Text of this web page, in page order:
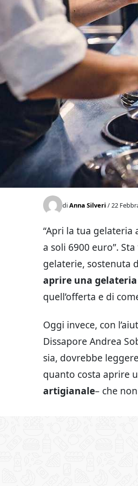
diAnna Silveri / 22
“Apri la tua
a soli 6900 euro”.
gelaterie, sostenuta
aprire una gelateria
quell’offerta e di
Oggi invece, con
Dissapore Andrea
sia, dovrebbe
quanto costa aprire
artigianale– che